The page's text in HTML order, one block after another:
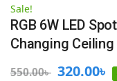
Sale!
RGB 6W LED
Changing
550.00৳ 320.00৳